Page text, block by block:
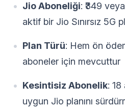
Jio Aboneliği: ₹349
aktif bir Jio Sınırsız 5G
Plan Türü: Hem ön
aboneler için mevcuttur
Kesintisiz Abonelik: 18
uygun Jio planını